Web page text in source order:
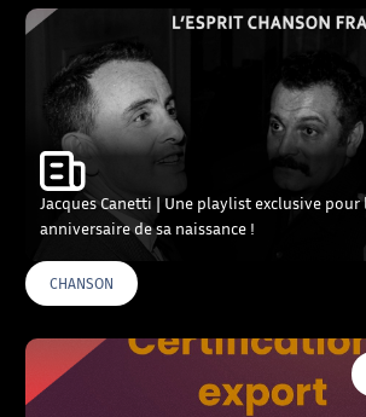
Jacques Canetti | Une playlist exclusive pour
anniversaire de sa naissance !
CHANSON